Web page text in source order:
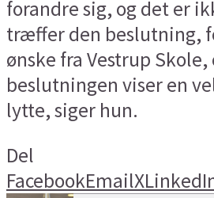
forandre sig, og det er
træffer den beslutning,
ønske fra Vestrup Skole,
beslutningen viser en
lytte, siger hun.
Del
FacebookEmailX